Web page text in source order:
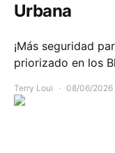
Urbana
¡Más seguridad
priorizado en los
Terry Loui 08/06/2026